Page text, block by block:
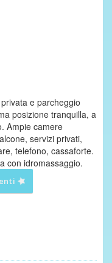
e parcheggio
posizione tranquilla, a
Ampie camere
servizi privati,
telefono, cassaforte.
con idromassaggio.